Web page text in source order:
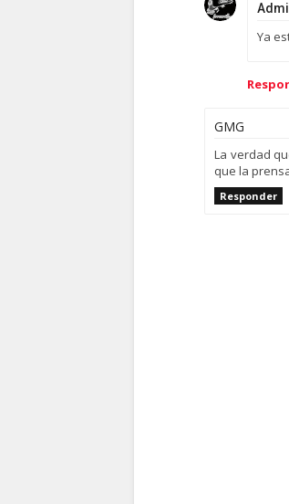
Ya
GMG
La verdad
que la
Responder